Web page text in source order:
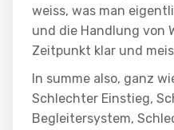
weiss, was man
und die Handlung von
Zeitpunkt klar und
In summe also, ganz
Schlechter Einstieg,
Begleitersystem,